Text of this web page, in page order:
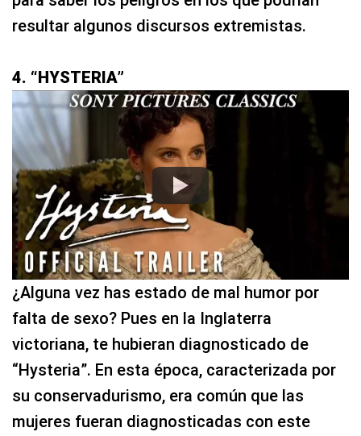
resultar algunos discursos extremistas.
4. “HYSTERIA”
¿Alguna vez has estado de mal humor por
falta de sexo? Pues en la Inglaterra
victoriana, te hubieran diagnosticado de
“Hysteria”. En esta época, caracterizada por
su conservadurismo, era común que las
mujeres fueran diagnosticadas con este